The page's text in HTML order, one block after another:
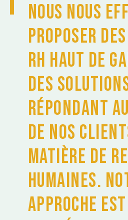
Nous nous
proposer
RH haut de
des
répondant
de nos
matière de
humaines.
approche